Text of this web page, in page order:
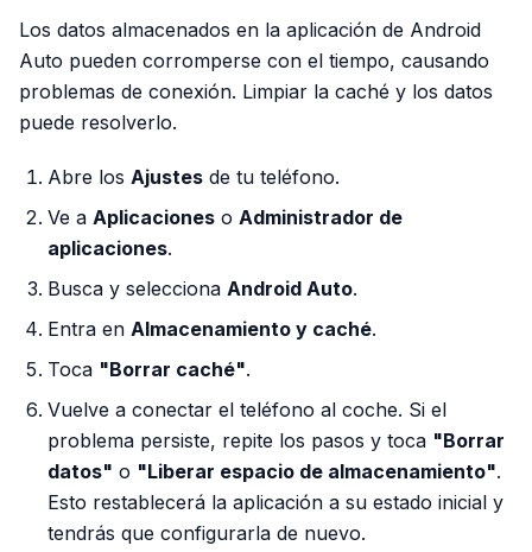
Los datos almacenados en la aplicación de Android
Auto pueden corromperse con el tiempo, causando
problemas de conexión. Limpiar la caché y los datos
puede resolverlo.
Abre los Ajustes de tu teléfono.
Ve a Aplicaciones o Administrador de
aplicaciones.
Busca y selecciona Android Auto.
Entra en Almacenamiento y caché.
Toca "Borrar caché".
Vuelve a conectar el teléfono al coche. Si el
problema persiste, repite los pasos y toca "Borrar
datos" o "Liberar espacio de almacenamiento".
Esto restablecerá la aplicación a su estado inicial y
tendrás que configurarla de nuevo.